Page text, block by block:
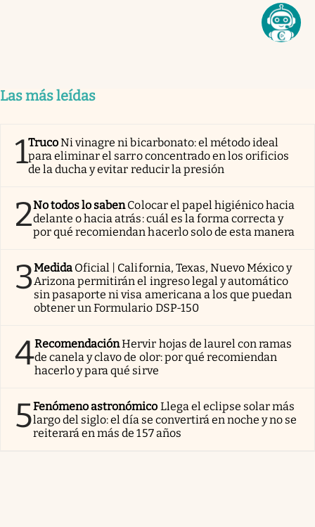
Las más leídas
1TrucoNi vinagre ni bicarbonato: el método ideal
para eliminar el sarro concentrado en los orificios
de la ducha y evitar reducir la presión
2No todos lo sabenColocar el papel higiénico hacia
delante o hacia atrás: cuál es la forma correcta y
por qué recomiendan hacerlo solo de esta manera
3Medida Oficial | California, Texas, Nuevo México y
Arizona permitirán el ingreso legal y automático
sin pasaporte ni visa americana a los que puedan
obtener un Formulario DSP-150
4RecomendaciónHervir hojas de laurel con ramas
de canela y clavo de olor: por qué recomiendan
hacerlo y para qué sirve
5Fenómeno astronómico Llega el eclipse solar más
largo del siglo: el día se convertirá en noche y no se
reiterará en más de 157 años